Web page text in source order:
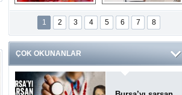
Gilaburu meyvesi
kanserden koruyor
Endonezya’daki
deprem: Ölü sayısı
bin 203'e yükseldi
1 2 3 4 5 6 7 8
ÇOK OKUNANLAR